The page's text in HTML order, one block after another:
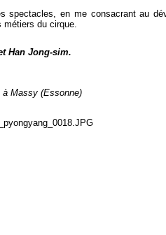
spectacles, en me consacrant au
du cirque.
Han Jong-sim.
à Massy (Essonne)